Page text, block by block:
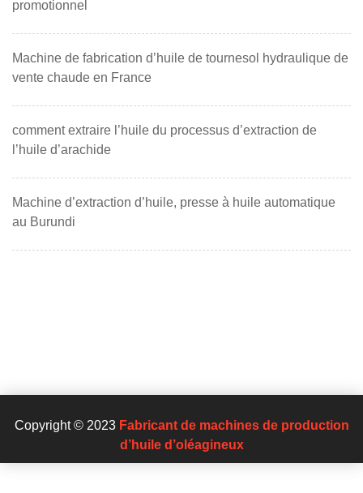
promotionnel
Machine de fabrication d’huile de tournesol hydraulique de
vente chaude en France
comment extraire l’huile du processus d’extraction de
l’huile d’arachide
Machine d’extraction d’huile, presse à huile automatique
au Burundi
Copyright © 2023 Fabricant de machines de production
d’huile d’oléagineux